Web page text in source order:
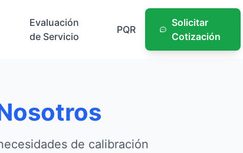
Evaluación
de Servicio
PQR
Solicitar
Cotización
de calibración